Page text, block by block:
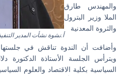
أ.نشوة نشأت المدير
والمهندس طارق
الملا وزير البترول
والثروة المعدنية
وأضافت أن الندوة تناقش في
ويترأس الجلسة الأستاذة الدكتورة
السياسية بكلية الاقتصاد والعلوم